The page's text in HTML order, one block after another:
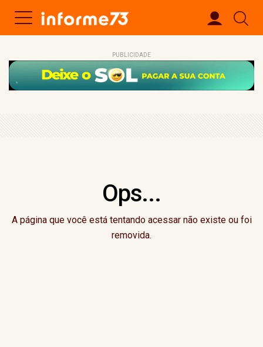
PUBLICIDADE
Ops...
A página que você está tentando acessar não existe ou foi
removida.